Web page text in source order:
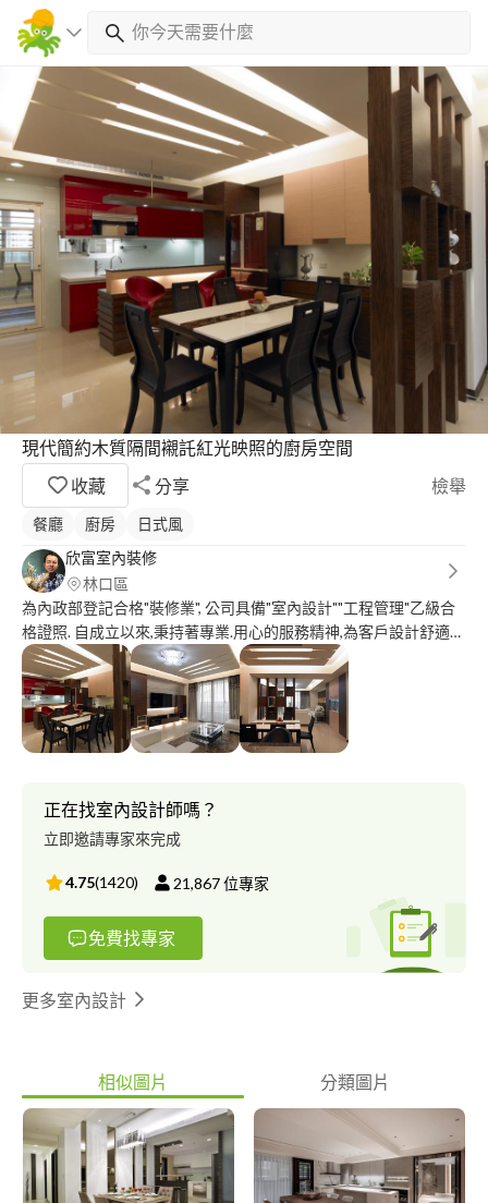
現代簡約木質隔間襯託紅光映照的廚房空間
收藏
分享 檢舉
餐廳 廚房
日式風
欣富室內裝修
林口區
為內政部登記合格"裝修業", 公司具備"室內設計""工程管理"乙級合
格證照. 自成立以來,秉持著專業.用心的服務精神,為客戶設計舒適的
生活空間. 可承攬室內設計.房屋改建.房屋修繕.浴室/廚房改建更新
工程........等.
正在找室內設計師嗎？
立即邀請專家來完成
4.75(1420) 21,867位專家
免費找專家
更多室內設計
相似圖片 分類圖片